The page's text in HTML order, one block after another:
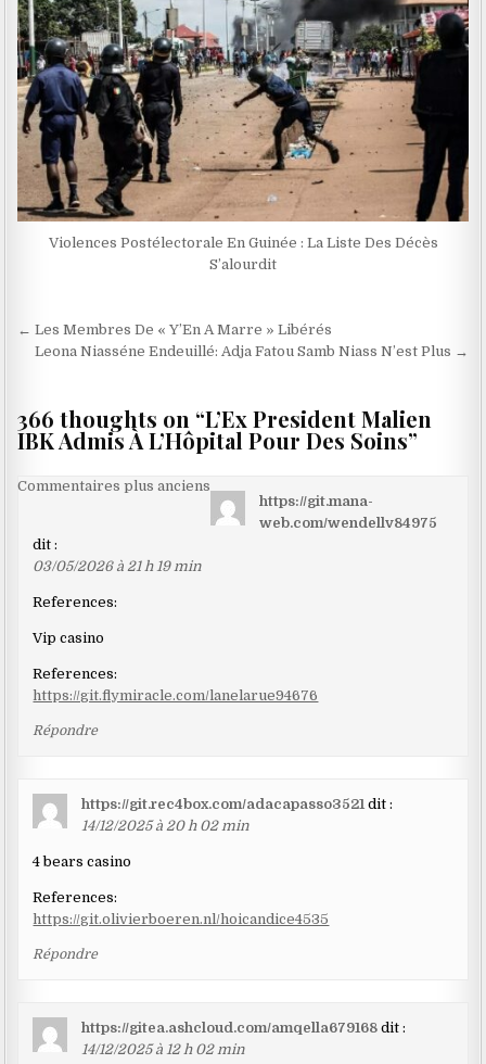
Violences Postélectorale En Guinée : La Liste Des Décès
S’alourdit
Navigation
de
← Les Membres De « Y’En A Marre » Libérés
Leona Niasséne Endeuillé: Adja Fatou Samb Niass N’est Plus →
366 thoughts on “L’Ex President Malien
IBK Admis À L’Hôpital Pour Des Soins”
Navigation
les
commentaires
Commentaires plus anciens
https://git.mana-
web.com/wendellv84975
dit :
03/05/2026 à 21 h 19 min
References:
Vip casino
References:
https://git.flymiracle.com/lanelarue94676
Répondre
https://git.rec4box.com/adacapasso3521 dit :
14/12/2025 à 20 h 02 min
4 bears casino
References:
https://git.olivierboeren.nl/hoicandice4535
Répondre
https://gitea.ashcloud.com/amqella679168 dit :
14/12/2025 à 12 h 02 min